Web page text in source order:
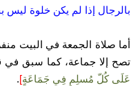
بالرجال إذا لم يكن خلوة ليس
أما صلاة الجمعة في البيت
تصح إلا جماعة، كما سبق
عَلَى كُلّ مُسلِمٍ فِي جَمَاعَةٍ]
.